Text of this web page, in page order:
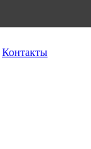
Контакты